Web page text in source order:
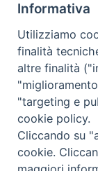
Abbonamenti
Abbonamento
Abbonamento
Abbonamento
Informativa
Utilizziamo
finalità
altre finalità
"targeting e
cookie policy.
Cliccando su
cookie.